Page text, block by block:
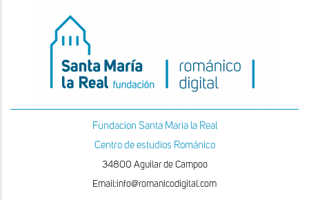
Fundacion Santa Maria la Real
Centro de estudios Románico
34800 Aguilar de Campoo
Email:info@romanicodigital.com